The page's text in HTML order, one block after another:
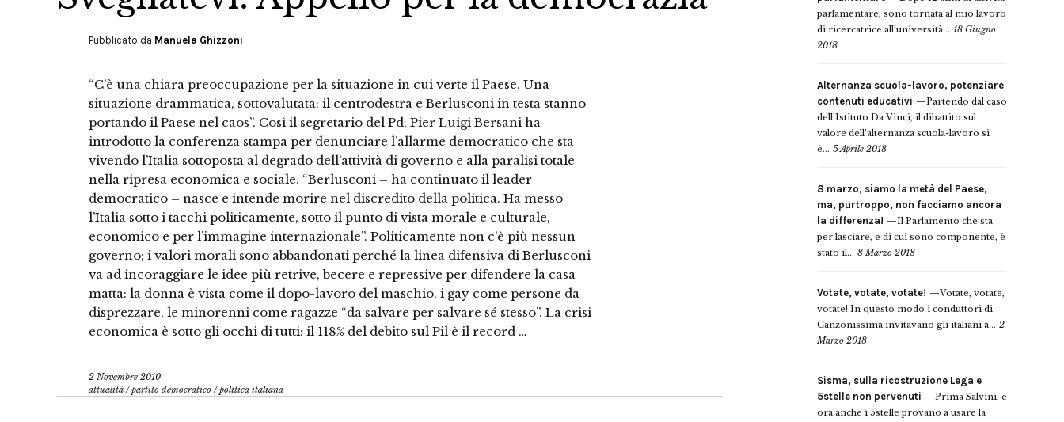
Pubblicato da Manuela Ghizzoni
“C’è una chiara preoccupazione per la situazione in cui verte il Paese. Una
situazione drammatica, sottovalutata: il centrodestra e Berlusconi in testa stanno
portando il Paese nel caos”. Così il segretario del Pd, Pier Luigi Bersani ha
introdotto la conferenza stampa per denunciare l’allarme democratico che sta
vivendo l’Italia sottoposta al degrado dell’attività di governo e alla paralisi totale
nella ripresa economica e sociale. “Berlusconi – ha continuato il leader
democratico – nasce e intende morire nel discredito della politica. Ha messo
l’Italia sotto i tacchi politicamente, sotto il punto di vista morale e culturale,
economico e per l’immagine internazionale”. Politicamente non c’è più nessun
governo; i valori morali sono abbandonati perché la linea difensiva di Berlusconi
va ad incoraggiare le idee più retrive, becere e repressive per difendere la casa
matta: la donna è vista come il dopo-lavoro del maschio, i gay come persone da
disprezzare, le minorenni come ragazze “da salvare per salvare sé stesso”. La crisi
economica è sotto gli occhi di tutti: il 118% del debito sul Pil è il record …
2 Novembre 2010
attualità /partito democratico /politica italiana
parlamentare, sono tornata al mio lavoro
di ricercatrice all’università... 18 Giugno
2018
Alternanza scuola-lavoro, potenziare
contenuti educativi
Partendo dal caso
dell’Istituto Da Vinci, il dibattito sul
valore dell’alternanza scuola-lavoro si
è... 5 Aprile 2018
8 marzo, siamo la metà del Paese,
ma, purtroppo, non facciamo ancora
la differenza!
Il Parlamento che sta
per lasciare, e di cui sono componente, è
stato il... 8 Marzo 2018
Votate, votate, votate!
Votate, votate,
votate! In questo modo i conduttori di
Canzonissima invitavano gli italiani a... 2
Marzo 2018
Sisma, sulla ricostruzione Lega e
5stelle non pervenuti
Prima Salvini, e
ora anche i 5stelle provano a usare la